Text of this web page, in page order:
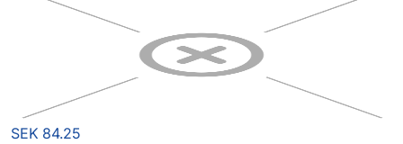
SEK 84.25